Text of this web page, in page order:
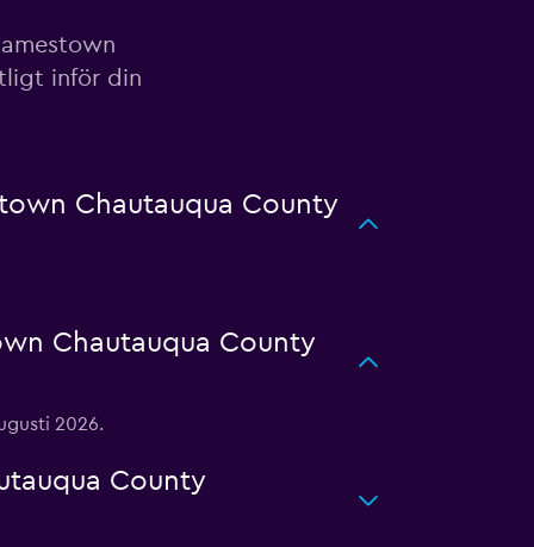
inför din
Chautauqua County
Chautauqua County
2026.
County